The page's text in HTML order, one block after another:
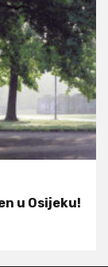
u Osijeku!